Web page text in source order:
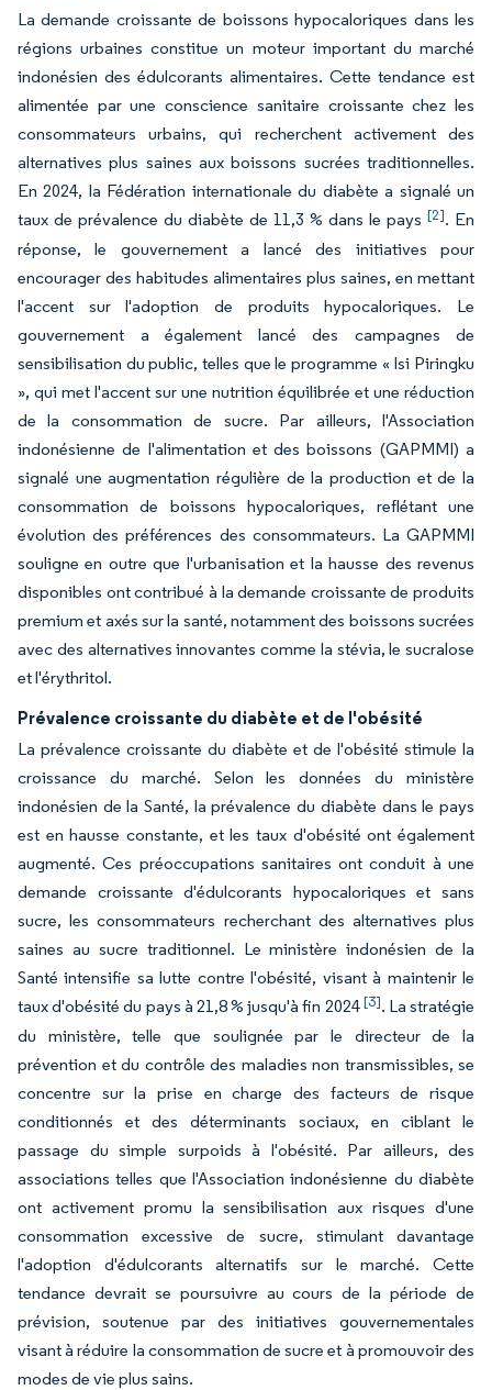
La demande croissante de boissons hypocaloriques dans les
régions urbaines constitue un moteur important du marché
indonésien des édulcorants alimentaires. Cette tendance est
alimentée par une conscience sanitaire croissante chez les
consommateurs urbains, qui recherchent activement des
alternatives plus saines aux boissons sucrées traditionnelles.
En 2024, la Fédération internationale du diabète a signalé un
taux de prévalence du diabète de 11,3 % dans le pays [2]. En
réponse, le gouvernement a lancé des initiatives pour
encourager des habitudes alimentaires plus saines, en mettant
l'accent sur l'adoption de produits hypocaloriques. Le
gouvernement a également lancé des campagnes de
sensibilisation du public, telles que le programme « Isi Piringku
», qui met l'accent sur une nutrition équilibrée et une réduction
de la consommation de sucre. Par ailleurs, l'Association
indonésienne de l'alimentation et des boissons (GAPMMI) a
signalé une augmentation régulière de la production et de la
consommation de boissons hypocaloriques, reflétant une
évolution des préférences des consommateurs. La GAPMMI
souligne en outre que l'urbanisation et la hausse des revenus
disponibles ont contribué à la demande croissante de produits
premium et axés sur la santé, notamment des boissons sucrées
avec des alternatives innovantes comme la stévia, le sucralose
et l'érythritol.
Prévalence croissante du diabète et de l'obésité
La prévalence croissante du diabète et de l'obésité stimule la
croissance du marché. Selon les données du ministère
indonésien de la Santé, la prévalence du diabète dans le pays
est en hausse constante, et les taux d'obésité ont également
augmenté. Ces préoccupations sanitaires ont conduit à une
demande croissante d'édulcorants hypocaloriques et sans
sucre, les consommateurs recherchant des alternatives plus
saines au sucre traditionnel. Le ministère indonésien de la
Santé intensifie sa lutte contre l'obésité, visant à maintenir le
taux d'obésité du pays à 21,8 % jusqu'à fin 2024[3]. La stratégie
du ministère, telle que soulignée par le directeur de la
prévention et du contrôle des maladies non transmissibles, se
concentre sur la prise en charge des facteurs de risque
conditionnés et des déterminants sociaux, en ciblant le
passage du simple surpoids à l'obésité. Par ailleurs, des
associations telles que l'Association indonésienne du diabète
ont activement promu la sensibilisation aux risques d'une
consommation excessive de sucre, stimulant davantage
l'adoption d'édulcorants alternatifs sur le marché. Cette
tendance devrait se poursuivre au cours de la période de
prévision, soutenue par des initiatives gouvernementales
visant à réduire la consommation de sucre et à promouvoir des
modes de vie plus sains.